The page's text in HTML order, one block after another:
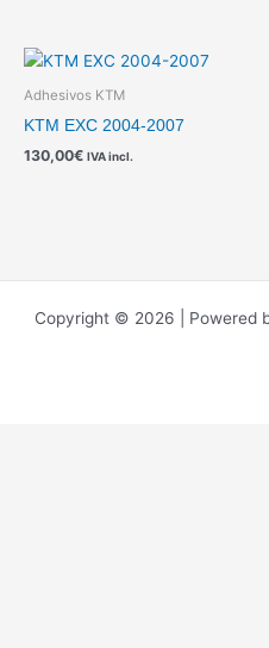
Adhesivos KTM
KTM EXC 2004-2007
130,00€ IVA incl.
Copyright © 2026 | Powered